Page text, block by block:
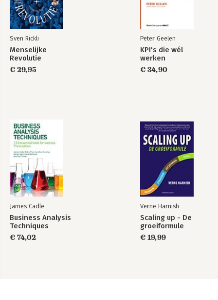
Sven Rickli
Menselijke
Revolutie
€ 29,95
Peter Geelen
KPI's die wél
werken
€ 34,90
James Cadle
Business Analysis
Techniques
€ 74,02
Verne Harnish
Scaling up - De
groeiformule
€ 19,99